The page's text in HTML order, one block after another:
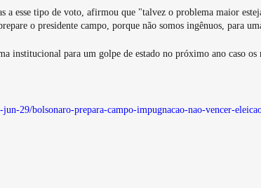
a esse tipo de voto, afirmou que "talvez o problema maior
o presidente campo, porque não somos ingênuos, para
institucional para um golpe de estado no próximo ano caso
29/bolsonaro-prepara-campo-impugnacao-nao-vencer-